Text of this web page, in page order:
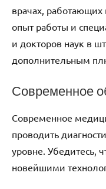
врачах, работающих
опыт работы и
и докторов наук в
дополнительным
Современное
Современное
проводить
уровне. Убедитесь,
новейшими